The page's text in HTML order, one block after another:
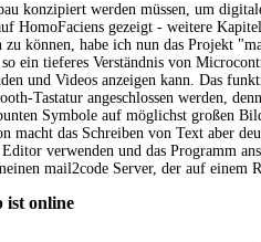
konzipiert werden müssen, um
HomoFaciens gezeigt - weitere
können, habe ich nun das Projekt
ein tieferes Verständnis von
und Videos anzeigen kann. Das
Tastatur angeschlossen werden,
Symbole auf möglichst großen
macht das Schreiben von Text aber
verwenden und das Programm
mail2code Server, der auf
ist online